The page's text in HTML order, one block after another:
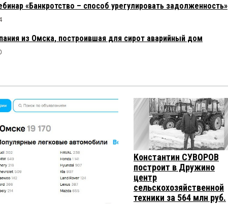
«Банкротство – способ урегулировать задолженность»
из Омска, построившая для сирот аварийный дом
Константин СУВОРОВ
построит в Дружино
центр
сельскохозяйственной
техники за 564 млн руб.